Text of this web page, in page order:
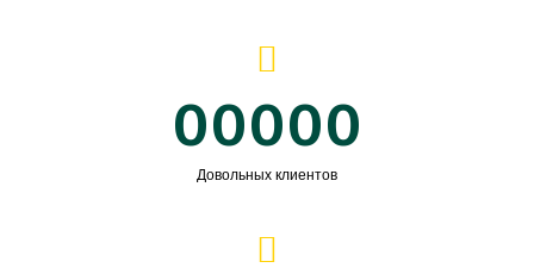
00000
Довольных клиентов